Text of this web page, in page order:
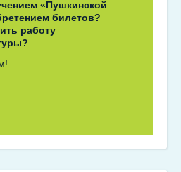
«Пушкинской
билетов?
работу